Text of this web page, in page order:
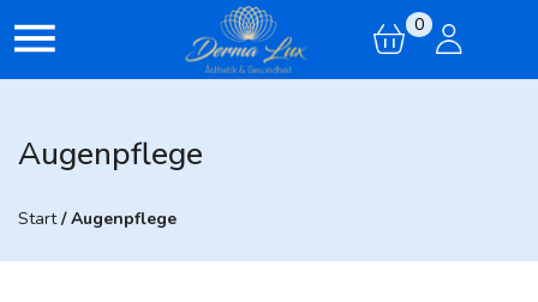
0
Augenpflege
Start/ Augenpflege